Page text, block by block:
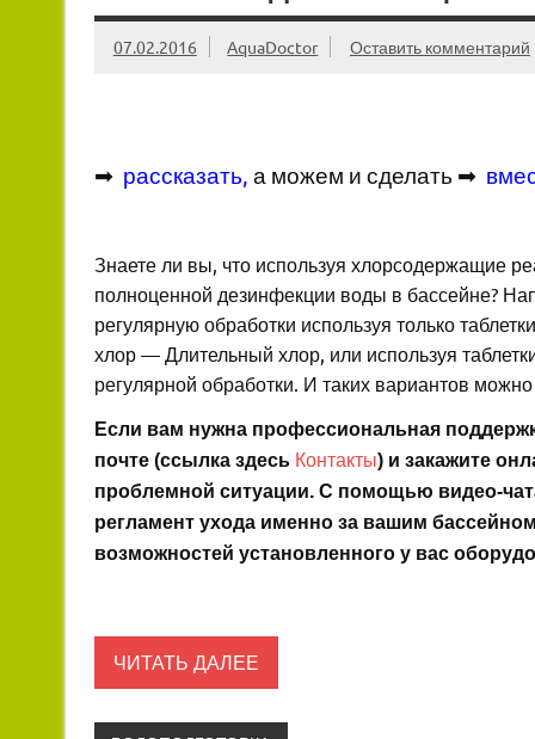
07.02.2016 AquaDoctor Оставить комментарий
➡ рассказать а можем и сделать ➡
Знаете ли вы, что используя хлорсодержащие
полноценной дезинфекции воды в бассейне?
регулярную обработки используя только
хлор — Длительный хлор, или используя
регулярной обработки. И таких вариантов
Если вам нужна профессиональная
почте (ссылка здесь Контакты) и закажите
проблемной ситуации. С помощью видео-
регламент ухода именно за вашим
возможностей установленного у вас
ЧИТАТЬ ДАЛЕЕ